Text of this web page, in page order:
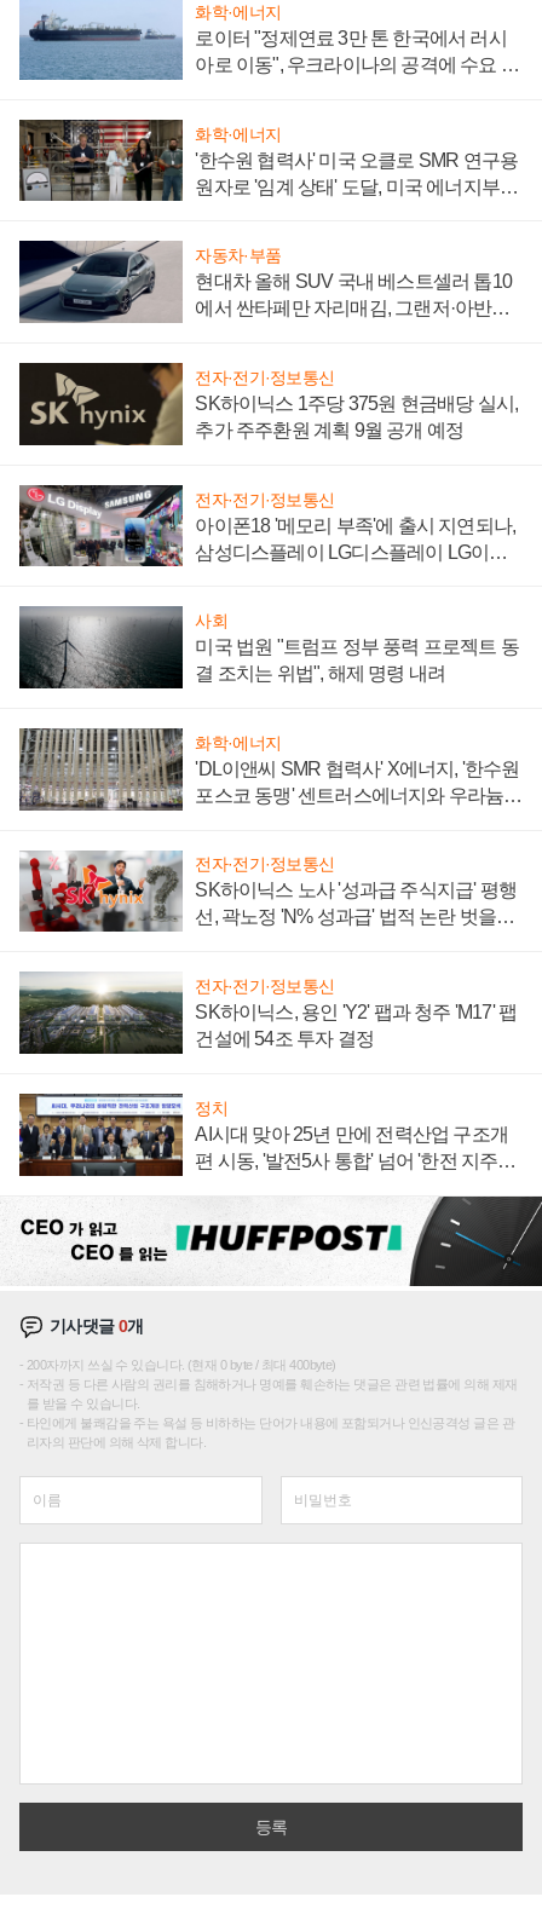
화학·에너지
로이터 "정제연료 3만 톤 한국에서 러시
아로 이동", 우크라이나의 공격에 수요 늘
화학·에너지
'한수원 협력사' 미국 오클로 SMR 연구용
원자로 '임계 상태' 도달, 미국 에너지부
자동차·부품
현대차 올해 SUV 국내 베스트셀러 톱10
에서 싼타페만 자리매김, 그랜저·아반떼
전자·전기·정보통신
SK하이닉스 1주당 375원 현금배당 실시,
추가 주주환원 계획 9월 공개 예정
전자·전기·정보통신
아이폰18 '메모리 부족'에 출시 지연되나,
삼성디스플레이 LG디스플레이 LG이노
사회
미국 법원 "트럼프 정부 풍력 프로젝트 동
결 조치는 위법", 해제 명령 내려
화학·에너지
'DL이앤씨 SMR 협력사' X에너지, '한수원
포스코 동맹' 센트러스에너지와 우라늄
전자·전기·정보통신
SK하이닉스 노사 '성과급 주식지급' 평행
선, 곽노정 'N% 성과급' 법적 논란 벗을지
전자·전기·정보통신
SK하이닉스, 용인 'Y2' 팹과 청주 'M17' 팹
건설에 54조 투자 결정
정치
AI시대 맞아 25년 만에 전력산업 구조개
편 시동, '발전5사 통합' 넘어 '한전 지주사'
기사댓글0개
200자까지 쓰실 수 있습니다. (현재 0 byte / 최대 400byte)
저작권 등 다른 사람의 권리를 침해하거나 명예를 훼손하는 댓글은 관련 법률에 의해 제재
를 받을 수 있습니다.
타인에게 불쾌감을 주는 욕설 등 비하하는 단어가 내용에 포함되거나 인신공격성 글은 관
리자의 판단에 의해 삭제 합니다.